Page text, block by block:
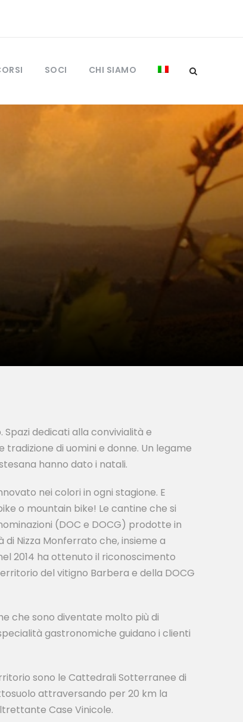
SOCI CHI SIAMO
Spazi dedicati alla convivialità e
di uomini e donne. Un legame
hanno dato i natali.
nei colori in ogni stagione. E
o mountain bike! Le cantine che si
(DOC e DOCG) prodotte in
Nizza Monferrato che, insieme a
2014 ha ottenuto il riconoscimento
del vitigno Barbera e della DOCG
che sono diventate molto più di
gastronomiche guidano i clienti
sono le Cattedrali Sotterranee di
attraversando per 20 km la
Case Vinicole.